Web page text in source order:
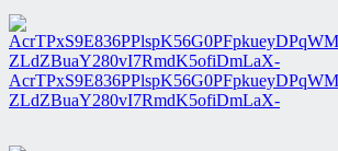
ZLdZBuaY280vI7RmdK5ofiDmLaX-